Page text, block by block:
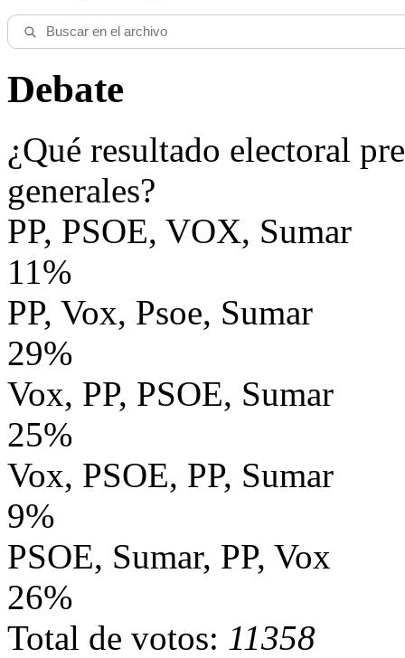
Debate
¿Qué resultado electoral
generales?
PP, PSOE, VOX, Sumar
11%
PP, Vox, Psoe, Sumar
29%
Vox, PP, PSOE, Sumar
25%
Vox, PSOE, PP, Sumar
9%
PSOE, Sumar, PP, Vox
26%
Total de votos: 11358